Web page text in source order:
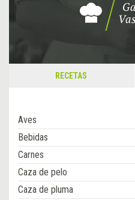
RECETAS
Aves
Bebidas
Carnes
Caza de pelo
Caza de pluma